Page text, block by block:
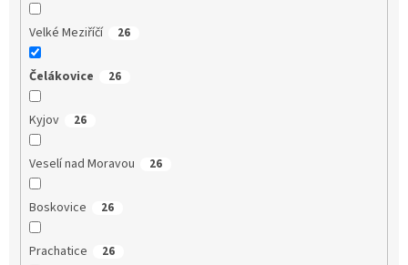
Velké Meziříčí 26
Čelákovice 26
Kyjov 26
Veselí nad Moravou 26
Boskovice 26
Prachatice 26